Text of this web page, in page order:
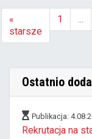
«
starsze
1
Ostatnio
Publikacja:
Rekrutacja na